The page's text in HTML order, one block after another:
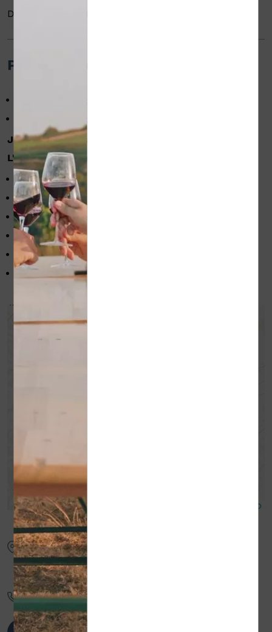
Du 28/03 au 30/12/2026 tous les jours.
Pour les professionnels
Jusqu'à 120 personnes
L'établissement met à votre disposition :
Vidéoprojecteur
Ecran
Wifi dans la salle
Chaises
Tables rondes
Mange-debout
+
CARTO
Route du Golf
Le Pelou
07430 Saint-Clair
04 75 ...Afficher le numéro